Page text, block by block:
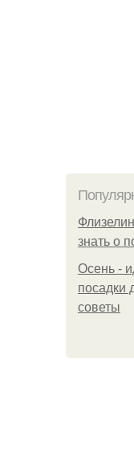
знать о
Осень -
посадки
советы